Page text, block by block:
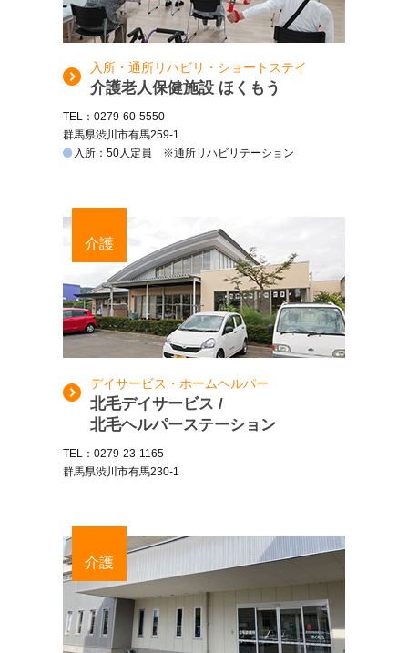
入所・通所リハビリ・ショートステイ
介護老人保健施設 ほくもう
TEL：0279-60-5550
群馬県渋川市有馬259-1
入所：50人定員 ※通所リハビリテーション
介護
デイサービス・ホームヘルパー
北毛デイサービス /
北毛ヘルパーステーション
TEL：0279-23-1165
群馬県渋川市有馬230-1
介護